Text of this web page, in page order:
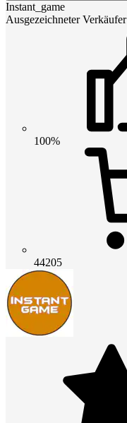
Instant_game
Ausgezeichneter Verkäufer
100%
44205